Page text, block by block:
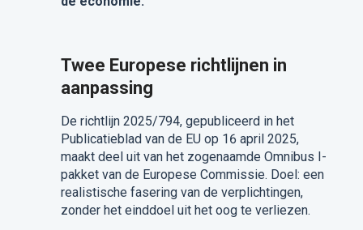
Twee Europese richtlijnen in
aanpassing
De richtlijn 2025/794, gepubliceerd in het
Publicatieblad van de EU op 16 april 2025,
maakt deel uit van het zogenaamde Omnibus I-
pakket van de Europese Commissie. Doel: een
realistische fasering van de verplichtingen,
zonder het einddoel uit het oog te verliezen.